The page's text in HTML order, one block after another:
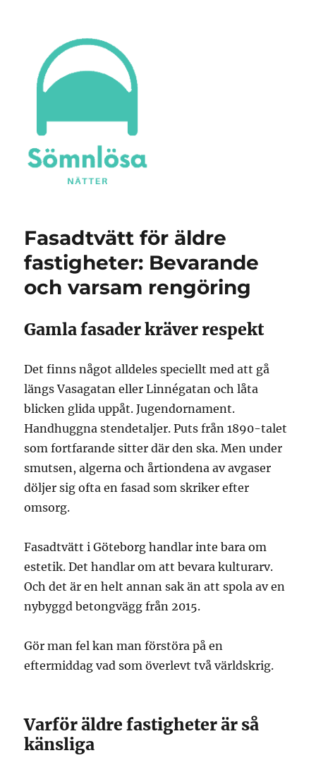
Fasadtvätt för äldre
fastigheter: Bevarande
och varsam rengöring
Gamla fasader kräver respekt
Det finns något alldeles speciellt med att gå
längs Vasagatan eller Linnégatan och låta
blicken glida uppåt. Jugendornament.
Handhuggna stendetaljer. Puts från 1890-talet
som fortfarande sitter där den ska. Men under
smutsen, algerna och årtiondena av avgaser
döljer sig ofta en fasad som skriker efter
omsorg.
Fasadtvätt i Göteborg handlar inte bara om
estetik. Det handlar om att bevara kulturarv.
Och det är en helt annan sak än att spola av en
nybyggd betongvägg från 2015.
Gör man fel kan man förstöra på en
eftermiddag vad som överlevt två världskrig.
Varför äldre fastigheter är så
känsliga